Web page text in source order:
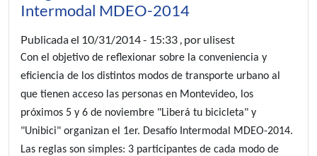
Intermodal MDEO-2014
Publicada el 10/31/2014 - 15:33 , por ulisest
Con el objetivo de reflexionar sobre la conveniencia y
eficiencia de los distintos modos de transporte urbano al
que tienen acceso las personas en Montevideo, los
próximos 5 y 6 de noviembre "Liberá tu bicicleta" y
"Unibici" organizan el 1er. Desafío Intermodal MDEO-2014.
Las reglas son simples: 3 participantes de cada modo de